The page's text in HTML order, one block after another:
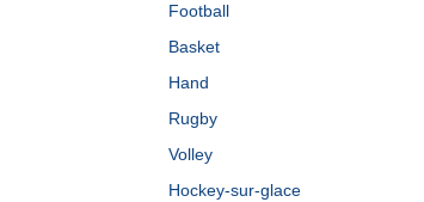
Football
Basket
Hand
Rugby
Volley
Hockey-sur-glace